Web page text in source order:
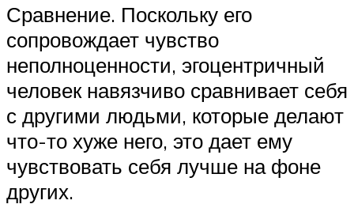
Сравнение. Поскольку его
сопровождает чувство
неполноценности, эгоцентричный
человек навязчиво сравнивает себя
с другими людьми, которые делают
что-то хуже него, это дает ему
чувствовать себя лучше на фоне
других.